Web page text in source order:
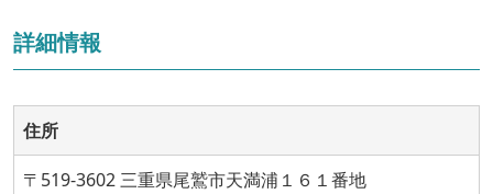
詳細情報
住所
〒519-3602 三重県尾鷲市天満浦１６１番地